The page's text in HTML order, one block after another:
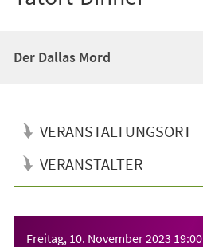
Der Dallas Mord
VERANSTALTUNGSORT
VERANSTALTER
Freitag, 10. November 2023 19:00